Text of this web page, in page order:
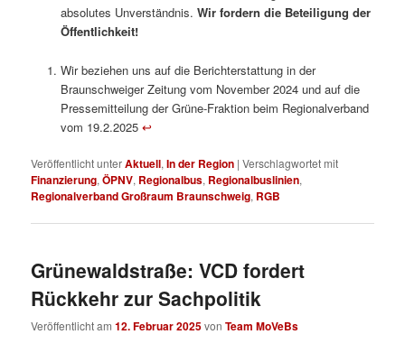
absolutes Unverständnis. Wir fordern die Beteiligung der
Öffentlichkeit!
Wir beziehen uns auf die Berichterstattung in der
Braunschweiger Zeitung vom November 2024 und auf die
Pressemitteilung der Grüne-Fraktion beim Regionalverband
vom 19.2.2025 ↩︎
Veröffentlicht unterAktuell,In der Region |Verschlagwortet mit
Finanzierung,ÖPNV, Regionalbus, Regionalbuslinien,
Regionalverband Großraum Braunschweig, RGB
Grünewaldstraße: VCD fordert
Rückkehr zur Sachpolitik
Veröffentlicht am12. Februar 2025vonTeam MoVeBs